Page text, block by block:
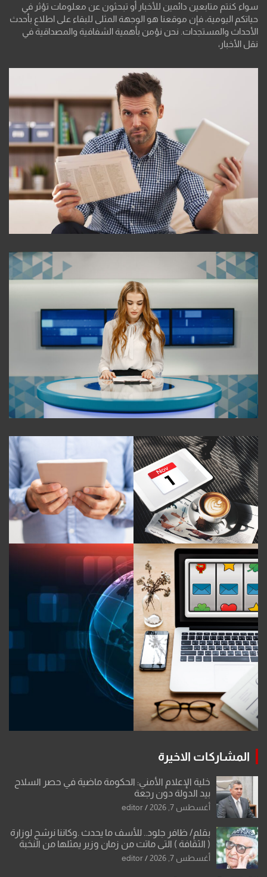
سواء كنتم متابعين دائمين للأخبار أو تبحثون عن معلومات تؤثر في
حياتكم اليومية، فإن موقعنا هو الوجهة المثلى للبقاء على اطلاع بأحدث
الأحداث والمستجدات. نحن نؤمن بأهمية الشفافية والمصداقية في
نقل الأخبار،
المشاركات الاخيرة
خلية الإعلام الأمني: الحكومة ماضية في حصر السلاح
بيد الدولة دون رجعة
أغسطس 7, 2026 editor
بقلم/ ظافر جلود.. للأسف ما يحدث .وكاننا نرشح لوزارة
( الثقافة ) التي ماتت من زمان وزير يمثلها من النخبة
والإرث العظيم للثقافة العراقية..
أغسطس 7, 2026 editor